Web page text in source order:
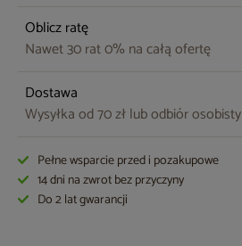
Oblicz ratę
Nawet 30 rat 0% na całą ofertę
Dostawa
Wysyłka od 70 zł lub odbiór osobisty
Pełne wsparcie przed i pozakupowe
14 dni na zwrot bez przyczyny
Do 2 lat gwarancji